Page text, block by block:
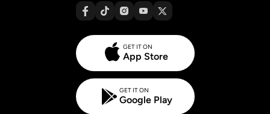
GET IT ON
App Store
GET IT ON
Google Play